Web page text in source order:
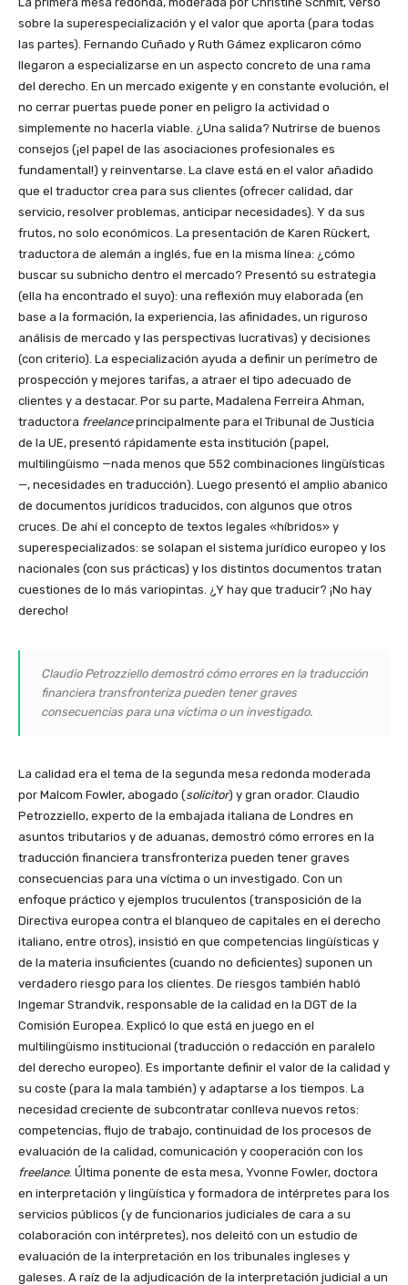
sobre la superespecialización y el valor que aporta (para todas
las partes). Fernando Cuñado y Ruth Gámez explicaron cómo
llegaron a especializarse en un aspecto concreto de una rama
del derecho. En un mercado exigente y en constante evolución, el
no cerrar puertas puede poner en peligro la actividad o
simplemente no hacerla viable. ¿Una salida? Nutrirse de buenos
consejos (¡el papel de las asociaciones profesionales es
fundamental!) y reinventarse. La clave está en el valor añadido
que el traductor crea para sus clientes (ofrecer calidad, dar
servicio, resolver problemas, anticipar necesidades). Y da sus
frutos, no solo económicos. La presentación de Karen Rückert,
traductora de alemán a inglés, fue en la misma línea: ¿cómo
buscar su subnicho dentro el mercado? Presentó su estrategia
(ella ha encontrado el suyo): una reflexión muy elaborada (en
base a la formación, la experiencia, las afinidades, un riguroso
análisis de mercado y las perspectivas lucrativas) y decisiones
(con criterio). La especialización ayuda a definir un perímetro de
prospección y mejores tarifas, a atraer el tipo adecuado de
clientes y a destacar. Por su parte, Madalena Ferreira Ahman,
traductora freelanceprincipalmente para el Tribunal de Justicia
de la UE, presentó rápidamente esta institución (papel,
multilingüismo —nada menos que 552 combinaciones lingüísticas
—, necesidades en traducción). Luego presentó el amplio abanico
de documentos jurídicos traducidos, con algunos que otros
cruces. De ahí el concepto de textos legales «híbridos» y
superespecializados: se solapan el sistema jurídico europeo y los
nacionales (con sus prácticas) y los distintos documentos tratan
cuestiones de lo más variopintas. ¿Y hay que traducir? ¡No hay
derecho!
Claudio Petrozziello demostró cómo errores en la traducción
financiera transfronteriza pueden tener graves
consecuencias para una víctima o un investigado.
La calidad era el tema de la segunda mesa redonda moderada
por Malcom Fowler, abogado (solicitor) y gran orador. Claudio
Petrozziello, experto de la embajada italiana de Londres en
asuntos tributarios y de aduanas, demostró cómo errores en la
traducción financiera transfronteriza pueden tener graves
consecuencias para una víctima o un investigado. Con un
enfoque práctico y ejemplos truculentos (transposición de la
Directiva europea contra el blanqueo de capitales en el derecho
italiano, entre otros), insistió en que competencias lingüísticas y
de la materia insuficientes (cuando no deficientes) suponen un
verdadero riesgo para los clientes. De riesgos también habló
Ingemar Strandvik, responsable de la calidad en la DGT de la
Comisión Europea. Explicó lo que está en juego en el
multilingüismo institucional (traducción o redacción en paralelo
del derecho europeo). Es importante definir el valor de la calidad y
su coste (para la mala también) y adaptarse a los tiempos. La
necesidad creciente de subcontratar conlleva nuevos retos:
competencias, flujo de trabajo, continuidad de los procesos de
evaluación de la calidad, comunicación y cooperación con los
freelance. Última ponente de esta mesa, Yvonne Fowler, doctora
en interpretación y lingüística y formadora de intérpretes para los
servicios públicos (y de funcionarios judiciales de cara a su
colaboración con intérpretes), nos deleitó con un estudio de
evaluación de la interpretación en los tribunales ingleses y
galeses. A raíz de la adjudicación de la interpretación judicial a un